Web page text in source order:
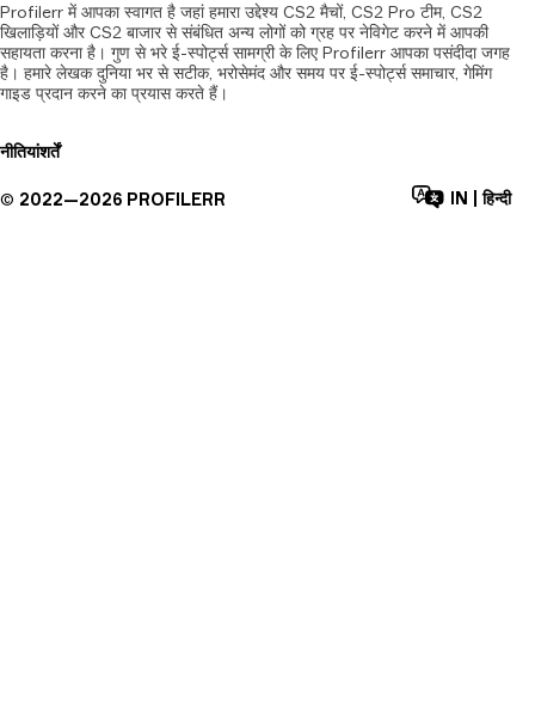
Profilerr में आपका स्वागत है जहां हमारा उद्देश्य CS2 मैचों, CS2 Pro टीम, CS2
खिलाड़ियों और CS2 बाजार से संबंधित अन्य लोगों को ग्रह पर नेविगेट करने में आपकी
सहायता करना है। गुण से भरे ई-स्पोर्ट्स सामग्री के लिए Profilerr आपका पसंदीदा जगह
है। हमारे लेखक दुनिया भर से सटीक, भरोसेमंद और समय पर ई-स्पोर्ट्स समाचार, गेमिंग
गाइड प्रदान करने का प्रयास करते हैं।
नीतियांशर्तें
© 2022—2026 PROFILERR IN |हिन्दी